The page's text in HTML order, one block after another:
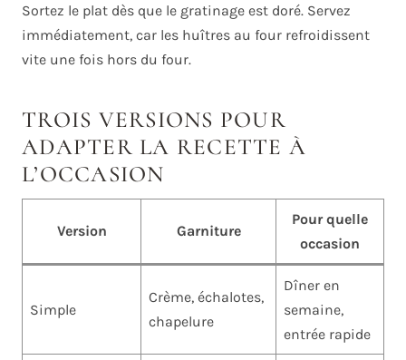
Sortez le plat dès que le gratinage est doré. Servez
immédiatement, car les huîtres au four refroidissent
vite une fois hors du four.
TROIS VERSIONS POUR
ADAPTER LA RECETTE À
L’OCCASION
Version Garniture
Pour quelle
occasion
Simple
Crème, échalotes,
chapelure
Dîner en
semaine,
entrée rapide